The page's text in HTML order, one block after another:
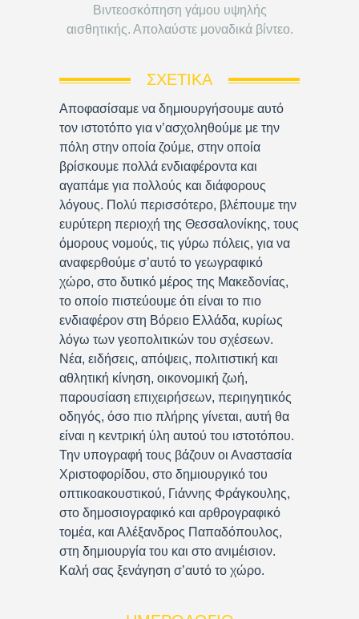
Βιντεοσκόπηση γάμου υψηλής
αισθητικής. Απολαύστε μοναδικά βίντεο.
ΣΧΕΤΙΚΆ
Αποφασίσαμε να δημιουργήσουμε αυτό
τον ιστοτόπο για ν’ασχοληθούμε με την
πόλη στην οποία ζούμε, στην οποία
βρίσκουμε πολλά ενδιαφέροντα και
αγαπάμε για πολλούς και διάφορους
λόγους. Πολύ περισσότερο, βλέπουμε την
ευρύτερη περιοχή της Θεσσαλονίκης, τους
όμορους νομούς, τις γύρω πόλεις, για να
αναφερθούμε σ’αυτό το γεωγραφικό
χώρο, στο δυτικό μέρος της Μακεδονίας,
το οποίο πιστεύουμε ότι είναι το πιο
ενδιαφέρον στη Βόρειο Ελλάδα, κυρίως
λόγω των γεοπολιτικών του σχέσεων.
Νέα, ειδήσεις, απόψεις, πολιτιστική και
αθλητική κίνηση, οικονομική ζωή,
παρουσίαση επιχειρήσεων, περιηγητικός
οδηγός, όσο πιο πλήρης γίνεται, αυτή θα
είναι η κεντρική ύλη αυτού του ιστοτόπου.
Την υπογραφή τους βάζουν οι Αναστασία
Χριστοφορίδου, στο δημιουργικό του
οπτικοακουστικού, Γιάννης Φράγκουλης,
στο δημοσιογραφικό και αρθρογραφικό
τομέα, και Αλέξανδρος Παπαδόπουλος,
στη δημιουργία του και στο ανιμέισιον.
Καλή σας ξενάγηση σ’αυτό το χώρο.